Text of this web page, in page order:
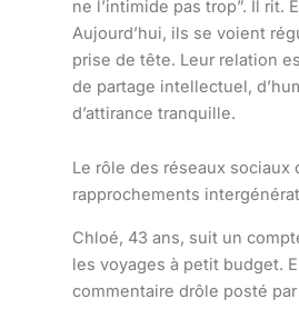
ne l’intimide pas trop”. Il rit.
Aujourd’hui, ils se voient
prise de tête. Leur relation
de partage intellectuel,
d’attirance tranquille.
Le rôle des réseaux sociaux
rapprochements
Chloé, 43 ans, suit un
les voyages à petit budget.
commentaire drôle posté